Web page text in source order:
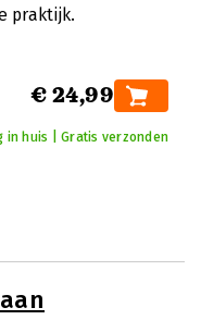
praktijk.
€ 24,99
in huis | Gratis verzonden